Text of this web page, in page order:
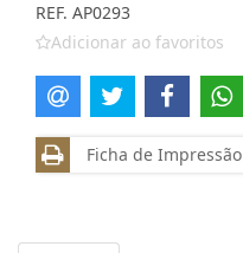
REF. AP0293
Adicionar ao favoritos
Ficha de Impressão